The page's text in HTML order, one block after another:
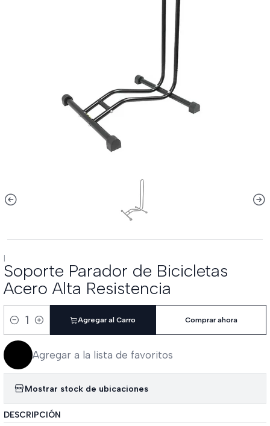
|
Soporte Parador de Bicicletas
Acero Alta Resistencia
Cantidad
Agregar al Carro Comprar ahora
Agregar a la lista de favoritos
Mostrar stock de ubicaciones
DESCRIPCIÓN